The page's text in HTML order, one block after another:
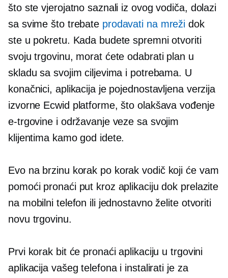
što ste vjerojatno saznali iz ovog vodiča, dolazi
sa svime što trebate prodavati na mreži dok
ste u pokretu. Kada budete spremni otvoriti
svoju trgovinu, morat ćete odabrati plan u
skladu sa svojim ciljevima i potrebama. U
konačnici, aplikacija je pojednostavljena verzija
izvorne Ecwid platforme, što olakšava vođenje
e-trgovine i održavanje veze sa svojim
klijentima kamo god idete.
Evo na brzinu korak po korak vodič koji će vam
pomoći pronaći put kroz aplikaciju dok prelazite
na mobilni telefon ili jednostavno želite otvoriti
novu trgovinu.
Prvi korak bit će pronaći aplikaciju u trgovini
aplikacija vašeg telefona i instalirati je za